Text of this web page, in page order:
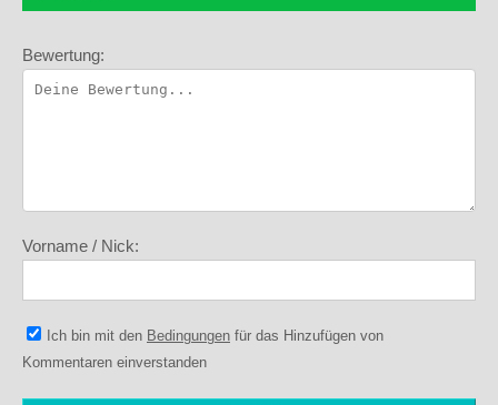
Bewertung:
Vorname / Nick:
Ich bin mit den Bedingungen für das Hinzufügen von
Kommentaren einverstanden